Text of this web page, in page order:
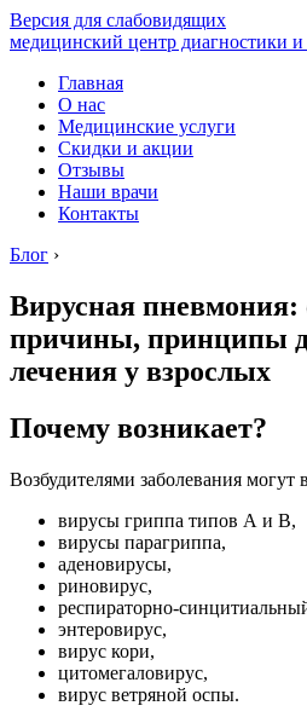
Версия для слабовидящих
медицинский центр диагностики и
Главная
О нас
Медицинские услуги
Скидки и акции
Отзывы
Наши врачи
Контакты
Блог ›
Вирусная
причины, принципы
лечения у взрослых
Почему возникает?
Возбудителями заболевания могут
вирусы гриппа типов А и В,
вирусы парагриппа,
аденовирусы,
риновирус,
респираторно-
энтеровирус,
вирус кори,
цитомегаловирус,
вирус ветряной оспы.